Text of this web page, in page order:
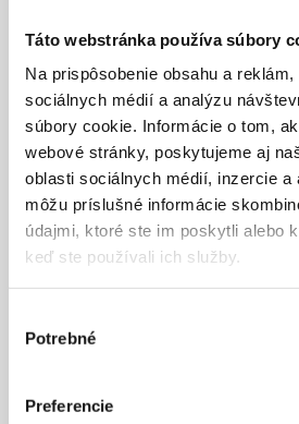
Táto webstránka používa súbory
Na prispôsobenie obsahu a
sociálnych médií a analýzu
súbory cookie. Informácie o tom,
webové stránky, poskytujeme aj
oblasti sociálnych médií, inzercie a
môžu príslušné informácie
údajmi, ktoré ste im poskytli alebo
keď ste používali ich služby.
súhlasu
Potrebné
Preferencie
51,-€
Cena vrátane
skladom
Zobraziť detail